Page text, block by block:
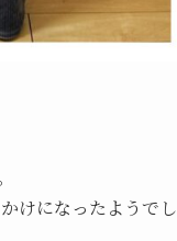
けになったようでし